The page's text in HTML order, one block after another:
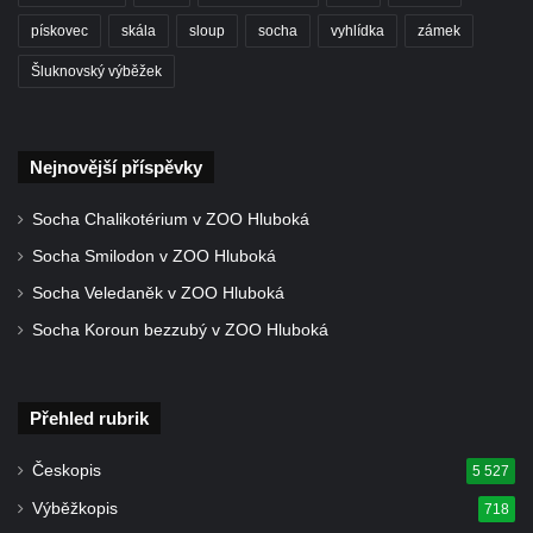
Leipzig
Socha Iásón v ZOO Leipzig
Socha Uprchlý otrok bojuje s divokým psem
Socha světce severně od Lužce nad
– Hořín u Lužce nad Vltavou
pískovec skála sloup socha vyhlídka zámek
Šluknovský výběžek
Nejnovější příspěvky
Socha Chalikotérium v ZOO Hluboká
Socha Smilodon v ZOO Hluboká
Socha Veledaněk v ZOO Hluboká
Socha Koroun bezzubý v ZOO Hluboká
Přehled rubrik
Českopis 5 527
Výběžkopis 718